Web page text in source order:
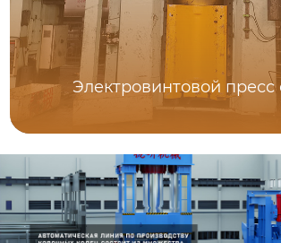
Электровинтовой